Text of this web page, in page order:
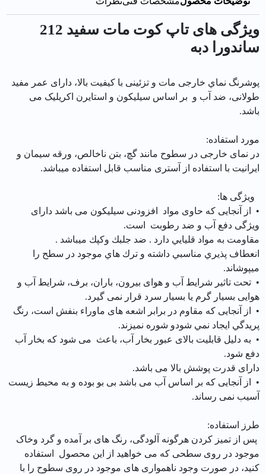
ویژگی های تاپ كوت مات سفيد 212
ساندورا دبه
پوشرنگ نماي خارجی مات و تزئینی با کیفیت بالا، دارای عمر مفید
طولانی، ضد آب و بر اساس سیلیکون و استایرن اکریلیک می
باشد.
مورد استفاده:
در نمای خارجی در سطوح مانند گچ، بتن ناخالص، ورقه سیمان و
ایرانیت با استفاده از آستری مناسب قابل استفاده میباشد.
ویژگی ها:
• از آنجایی که حاوی مواد افزودنی سیلیکون می باشد دارای
ویژگی دفع آب و ضد رطوبت است.
مقاومت به مواد قليايي دارد . ضد جلبك وكپك ميباشد .
انعطاف پذيري مناسبي داشته و ترك هاي موجود در سطح را
ميپوشاند.
• تحت تاثیر شرایط آب و هوای بیرون، باران، برف، شرایط آب و
هوایی بسیار گرم یا بسیار سرد قرار نمی گیرد.
• از آنجایی که مقاوم در برابر اشعه های ماوراء بنفش است، رنگ
پريدگي ايجاد نمي شودو شوره نميزند.
• به دلیل قابلیت بالای عبور بخار آب، باعث می شود که بخار آب
دفع شود.
دارای قدرت پوشش بالا می باشد.
• از آنجایی که بر اساس آب می باشد بی بو بوده و به محیط زیست
آسیب نمی رساند.
طرز استفاده:
پس از تمیز کردن هرگونه آلودگی، رنگ های بر آمده و گرد وخاک
موجود در روی سطحی که می خواهید از این محصول استفاده
کنید، در صورت وجود ناهمواری های موجود در روی سطوح را با